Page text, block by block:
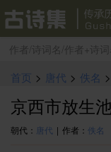
首页 > 唐代 > 佚名 >
京西市放生
朝代： 唐代 | 作者： 佚名